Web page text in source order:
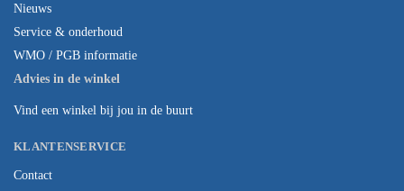
Nieuws
Service & onderhoud
WMO / PGB informatie
Advies in de winkel
Vind een winkel bij jou in de buurt
KLANTENSERVICE
Contact